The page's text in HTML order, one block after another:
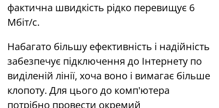
фактична швидкість рідко перевищує 6
Мбіт/с.
Набагато більшу ефективність і надійність
забезпечує підключення до Інтернету по
виділеній лінії, хоча воно і вимагає більше
клопоту. Для цього до комп'ютера
потрібно провести окремий